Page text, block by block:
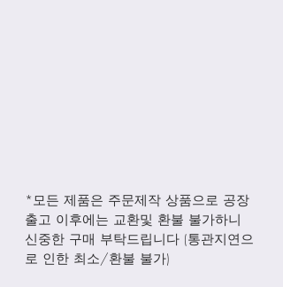
*모든 제품은 주문제작 상품으로 공장
출고 이후에는 교환및 환불 불가하니
신중한 구매 부탁드립니다 (통관지연으
로 인한 최소/환불 불가)